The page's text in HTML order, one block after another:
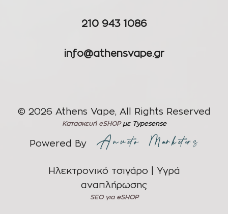
210 943 1086
info@athensvape.gr
© 2026 Athens Vape, All Rights Reserved
Κατασκευή eSHOPμε Typesense
Powered By
Ηλεκτρονικό τσιγάρο | Υγρά
αναπλήρωσης
SEO για eSHOP